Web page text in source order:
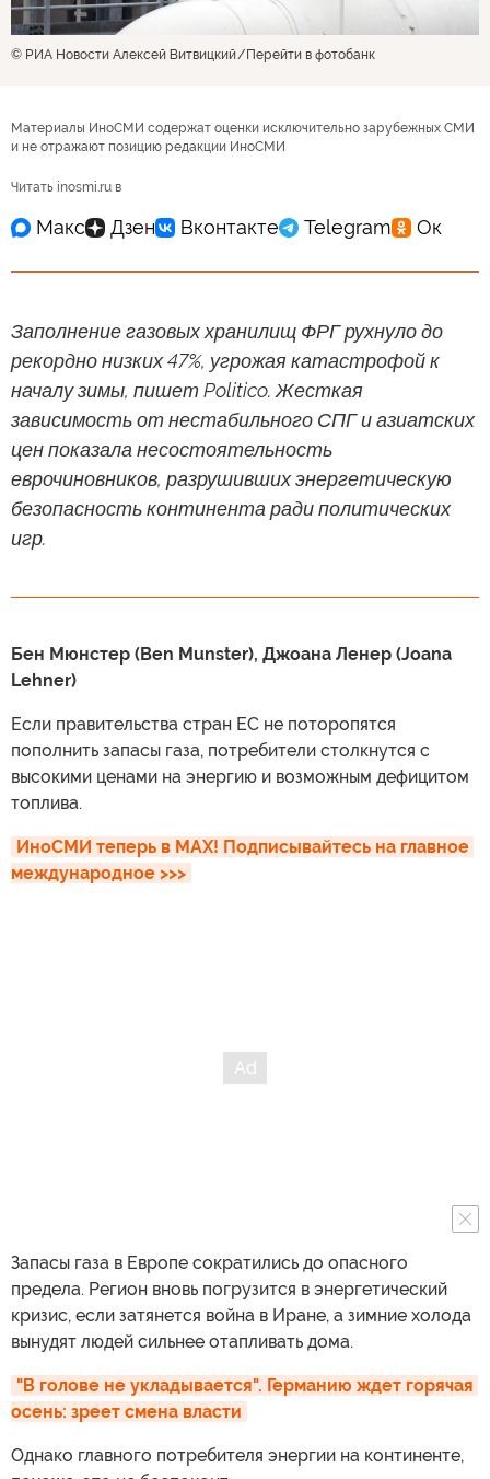
© РИА Новости Алексей Витвицкий Перейти в фотобанк
Материалы ИноСМИ содержат оценки исключительно зарубежных СМИ
и не отражают позицию редакции ИноСМИ
Читать inosmi.ru в
Заполнение газовых хранилищ ФРГ рухнуло до
рекордно низких 47%, угрожая катастрофой к
началу зимы, пишет Politico. Жесткая
зависимость от нестабильного СПГ и азиатских
цен показала несостоятельность
еврочиновников, разрушивших энергетическую
безопасность континента ради политических
игр.
Бен Мюнстер (Ben Munster), Джоана Ленер (Joana
Lehner)
Если правительства стран ЕС не поторопятся
пополнить запасы газа, потребители столкнутся с
высокими ценами на энергию и возможным дефицитом
топлива.
ИноСМИ теперь в MAX! Подписывайтесь на главное
международное >>>
Запасы газа в Европе сократились до опасного
предела. Регион вновь погрузится в энергетический
кризис, если затянется война в Иране, а зимние холода
вынудят людей сильнее отапливать дома.
"В голове не укладывается". Германию ждет горячая
осень: зреет смена власти
Однако главного потребителя энергии на континенте,